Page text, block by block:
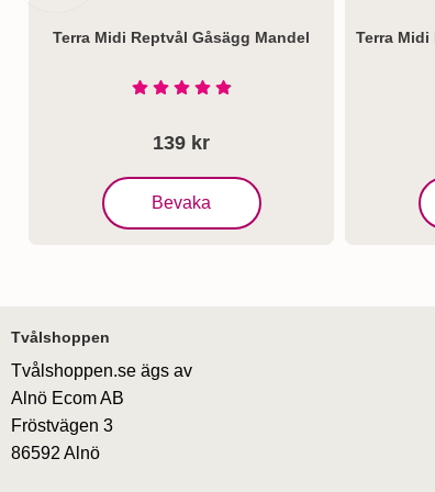
Terra Midi Reptvål Gåsägg Mandel
Betyg: 4.9 Stjärnor av 5
139 kr
Bevaka
, Terra Midi Reptvål Gåsägg Mandel
Terra
,
Sidfot Blandad info och länkar
Tvålshoppen
Tvålshoppen.se ägs av
Alnö Ecom AB
Fröstvägen 3
86592 Alnö